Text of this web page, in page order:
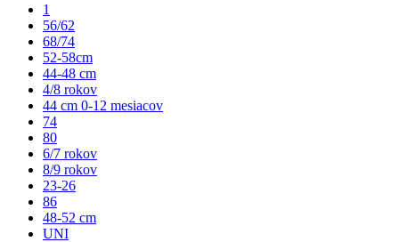
1
56/62
68/74
52-58cm
44-48 cm
4/8 rokov
44 cm 0-12 mesiacov
74
80
6/7 rokov
8/9 rokov
23-26
86
48-52 cm
UNI